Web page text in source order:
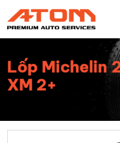
Lốp Michelin
XM 2+